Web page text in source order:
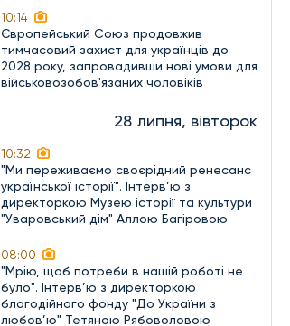
10:14
Європейський Союз продовжив
тимчасовий захист для українців до
2028 року, запровадивши нові умови для
військовозобов'язаних чоловіків
28 липня, вівторок
10:32
"Ми переживаємо своєрідний ренесанс
української історії". Інтерв’ю з
директоркою Музею історії та культури
"Уваровський дім" Аллою Багіровою
08:00
"Мрію, щоб потреби в нашій роботі не
було". Інтерв’ю з директоркою
благодійного фонду "До України з
любов’ю" Тетяною Рябоволовою